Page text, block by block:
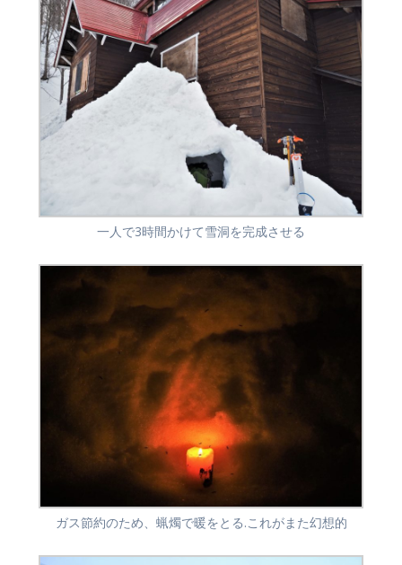
一人で3時間かけて雪洞を完成させる
ガス節約のため、蝋燭で暖をとる.これがまた幻想的